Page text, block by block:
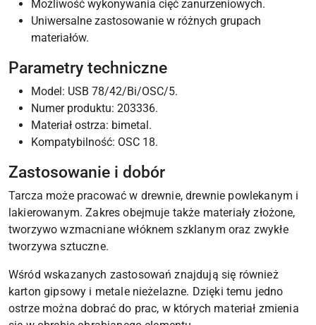
Możliwość wykonywania cięć zanurzeniowych.
Uniwersalne zastosowanie w różnych grupach
materiałów.
Parametry techniczne
Model: USB 78/42/Bi/OSC/5.
Numer produktu: 203336.
Materiał ostrza: bimetal.
Kompatybilność: OSC 18.
Zastosowanie i dobór
Tarcza może pracować w drewnie, drewnie powlekanym i
lakierowanym. Zakres obejmuje także materiały złożone,
tworzywo wzmacniane włóknem szklanym oraz zwykłe
tworzywa sztuczne.
Wśród wskazanych zastosowań znajdują się również
karton gipsowy i metale nieżelazne. Dzięki temu jedno
ostrze można dobrać do prac, w których materiał zmienia